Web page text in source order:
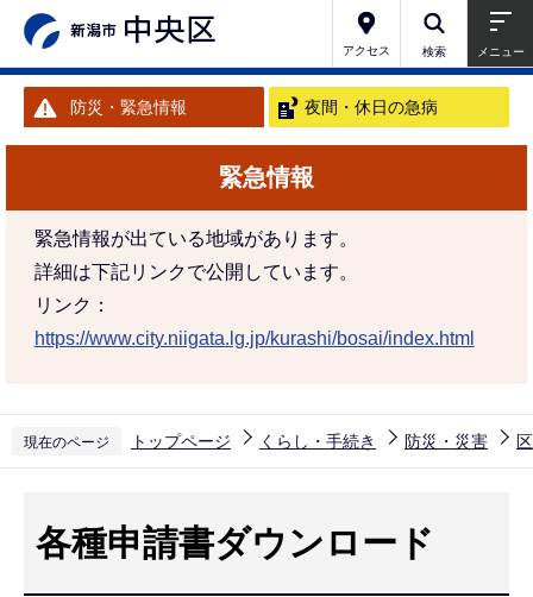
ジ
先
アクセス 検索 メニュー
防災・緊急情報 夜間・休日の急病
緊急情報
緊急情報が出ている地域があります。
詳細は下記リンクで公開しています。
リンク：
https://www.city.niigata.lg.jp/kurashi/bosai/index.html
現在のページ トップページ くらし・手続き 防災・災害
各種申請書ダウンロード